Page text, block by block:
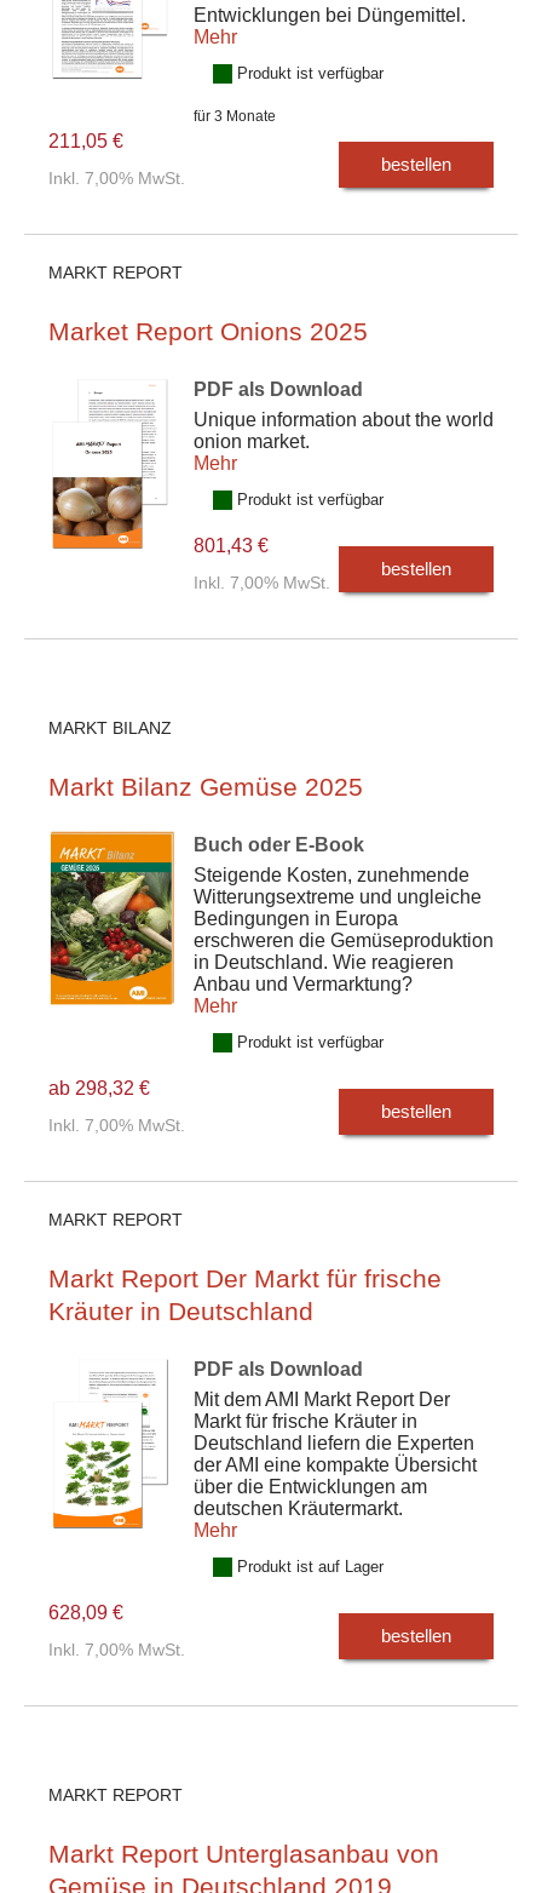
Entwicklungen bei Düngemittel.
Mehr
Produkt ist verfügbar
für 3 Monate
211,05 €
Inkl. 7,00% MwSt.
bestellen
MARKT REPORT
Market Report Onions 2025
PDF als Download
Unique information about the world
onion market.
Mehr
Produkt ist verfügbar
801,43 €
Inkl. 7,00% MwSt.
bestellen
MARKT BILANZ
Markt Bilanz Gemüse 2025
Buch oder E-Book
Steigende Kosten, zunehmende
Witterungsextreme und ungleiche
Bedingungen in Europa
erschweren die Gemüseproduktion
in Deutschland. Wie reagieren
Anbau und Vermarktung?
Mehr
Produkt ist verfügbar
ab 298,32 €
Inkl. 7,00% MwSt.
bestellen
MARKT REPORT
Markt Report Der Markt für frische
Kräuter in Deutschland
PDF als Download
Mit dem AMI Markt Report Der
Markt für frische Kräuter in
Deutschland liefern die Experten
der AMI eine kompakte Übersicht
über die Entwicklungen am
deutschen Kräutermarkt.
Mehr
Produkt ist auf Lager
628,09 €
Inkl. 7,00% MwSt.
bestellen
MARKT REPORT
Markt Report Unterglasanbau von
Gemüse in Deutschland 2019